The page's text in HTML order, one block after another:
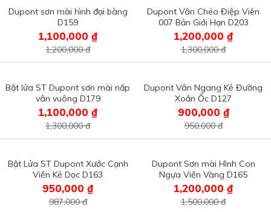
Dupont sơn mài hình đại bàng
D159
1,100,000 ₫
1,200,000 đ
Dupont Vân Chéo Điệp Viên
007 Bản Giới Hạn D203
1,200,000 ₫
1,300,000 đ
Bật lửa ST Dupont sơn mài nắp
vân vuông D179
1,100,000 ₫
1,300,000 đ
Dupont Vân Ngang Kẻ Đường
Xoắn Ốc D127
900,000 ₫
950,000 đ
Bật Lửa ST Dupont Xước Cạnh
Viền Kẻ Dọc D163
950,000 ₫
987,000 đ
Dupont Sơn mài Hình Con
Ngựa Viền Vàng D165
1,200,000 ₫
1,500,000 đ